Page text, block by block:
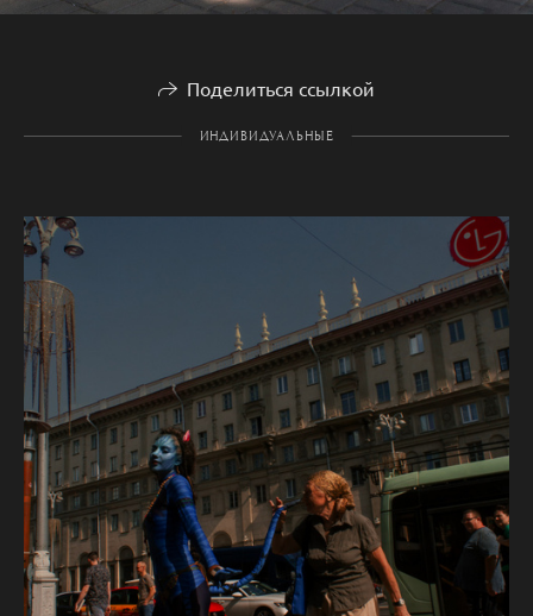
Поделиться ссылкой
ИНДИВИДУАЛЬНЫЕ